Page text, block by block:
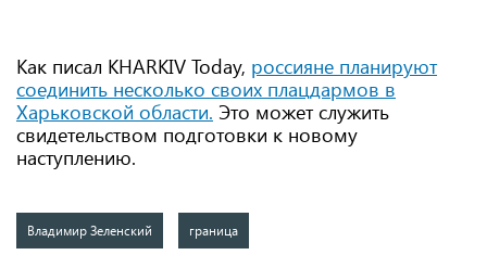
Как писал KHARKIV Today, россияне планируют
соединить несколько своих плацдармов в
Харьковской области. Это может служить
свидетельством подготовки к новому
наступлению.
Владимир Зеленский граница